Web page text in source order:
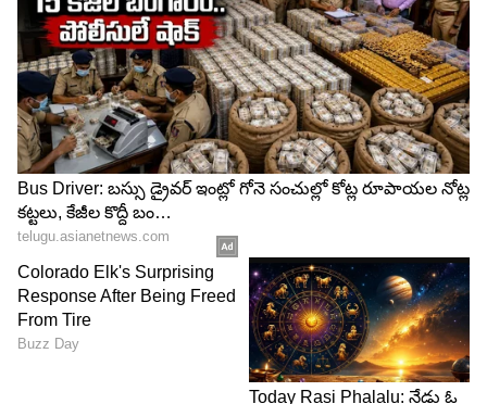
4
4
Image Credit :Chatgpt
ఘుమఘుమలాడే మీల్ మేకర్ కర్రీ రెడీ
xరుచిగా, ఘుమఘుమలాడే మీల్ మేకర్ కర్రీ రెడీ. ఒక్క
ముద్దకే మీరు ఫట్. అంత బాగుంటుంది. కాస్త నెయ్యి